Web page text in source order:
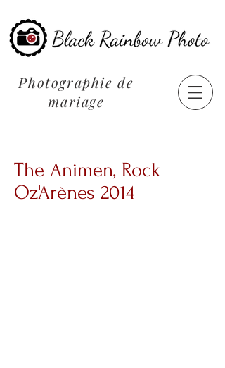
Photographie de
mariage
The Animen, Rock
Oz'Arènes 2014